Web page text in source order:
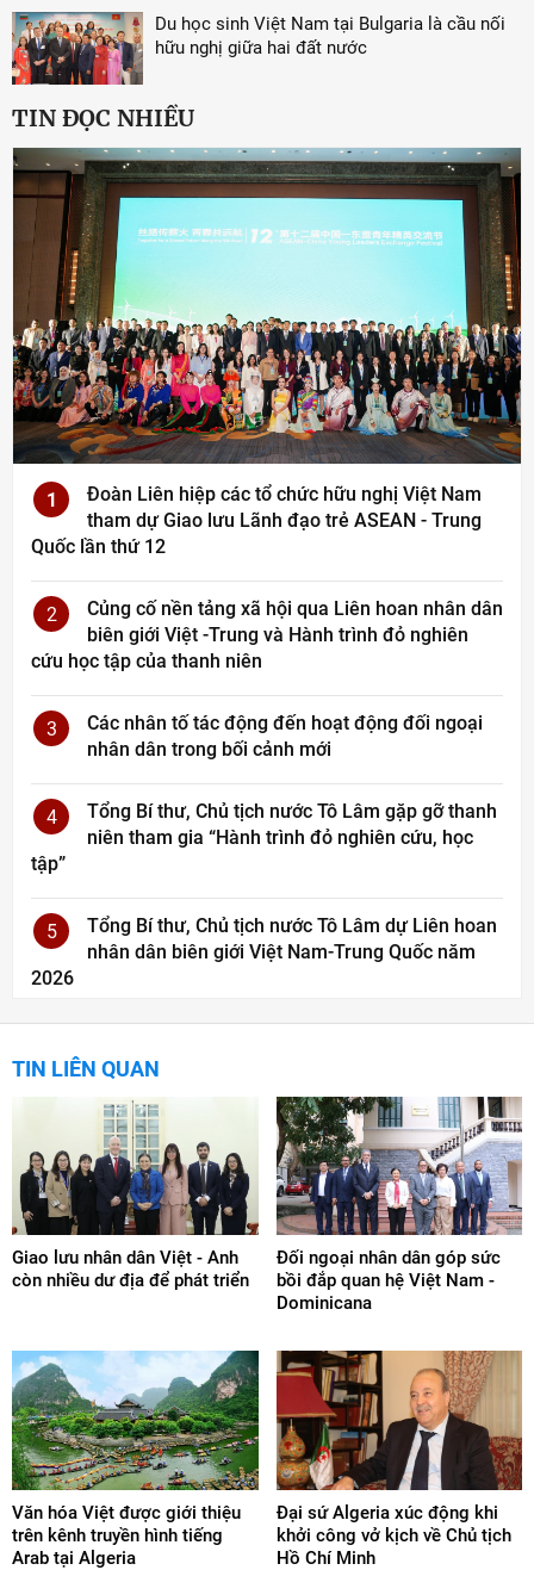
Du học sinh Việt Nam tại Bulgaria là cầu nối
hữu nghị giữa hai đất nước
TIN ĐỌC NHIỀU
1
Đoàn Liên hiệp các tổ chức hữu nghị Việt Nam
tham dự Giao lưu Lãnh đạo trẻ ASEAN - Trung
Quốc lần thứ 12
2
Củng cố nền tảng xã hội qua Liên hoan nhân dân
biên giới Việt -Trung và Hành trình đỏ nghiên
cứu học tập của thanh niên
3
Các nhân tố tác động đến hoạt động đối ngoại
nhân dân trong bối cảnh mới
4
Tổng Bí thư, Chủ tịch nước Tô Lâm gặp gỡ thanh
niên tham gia “Hành trình đỏ nghiên cứu, học
tập”
5
Tổng Bí thư, Chủ tịch nước Tô Lâm dự Liên hoan
nhân dân biên giới Việt Nam-Trung Quốc năm
2026
TIN LIÊN QUAN
Giao lưu nhân dân Việt - Anh
còn nhiều dư địa để phát triển
Đối ngoại nhân dân góp sức
bồi đắp quan hệ Việt Nam -
Dominicana
Văn hóa Việt được giới thiệu
trên kênh truyền hình tiếng
Arab tại Algeria
Đại sứ Algeria xúc động khi
khởi công vở kịch về Chủ tịch
Hồ Chí Minh